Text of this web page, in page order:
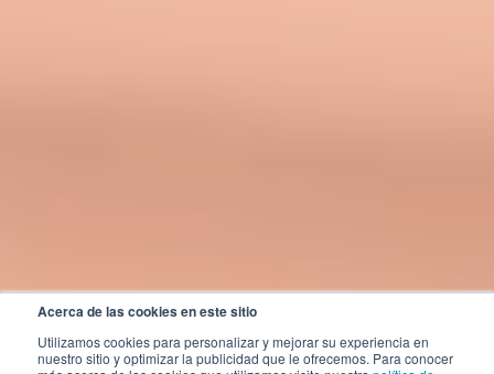
Acerca de las cookies en este sitio
Utilizamos cookies para personalizar y mejorar su experiencia en
nuestro sitio y optimizar la publicidad que le ofrecemos. Para conocer